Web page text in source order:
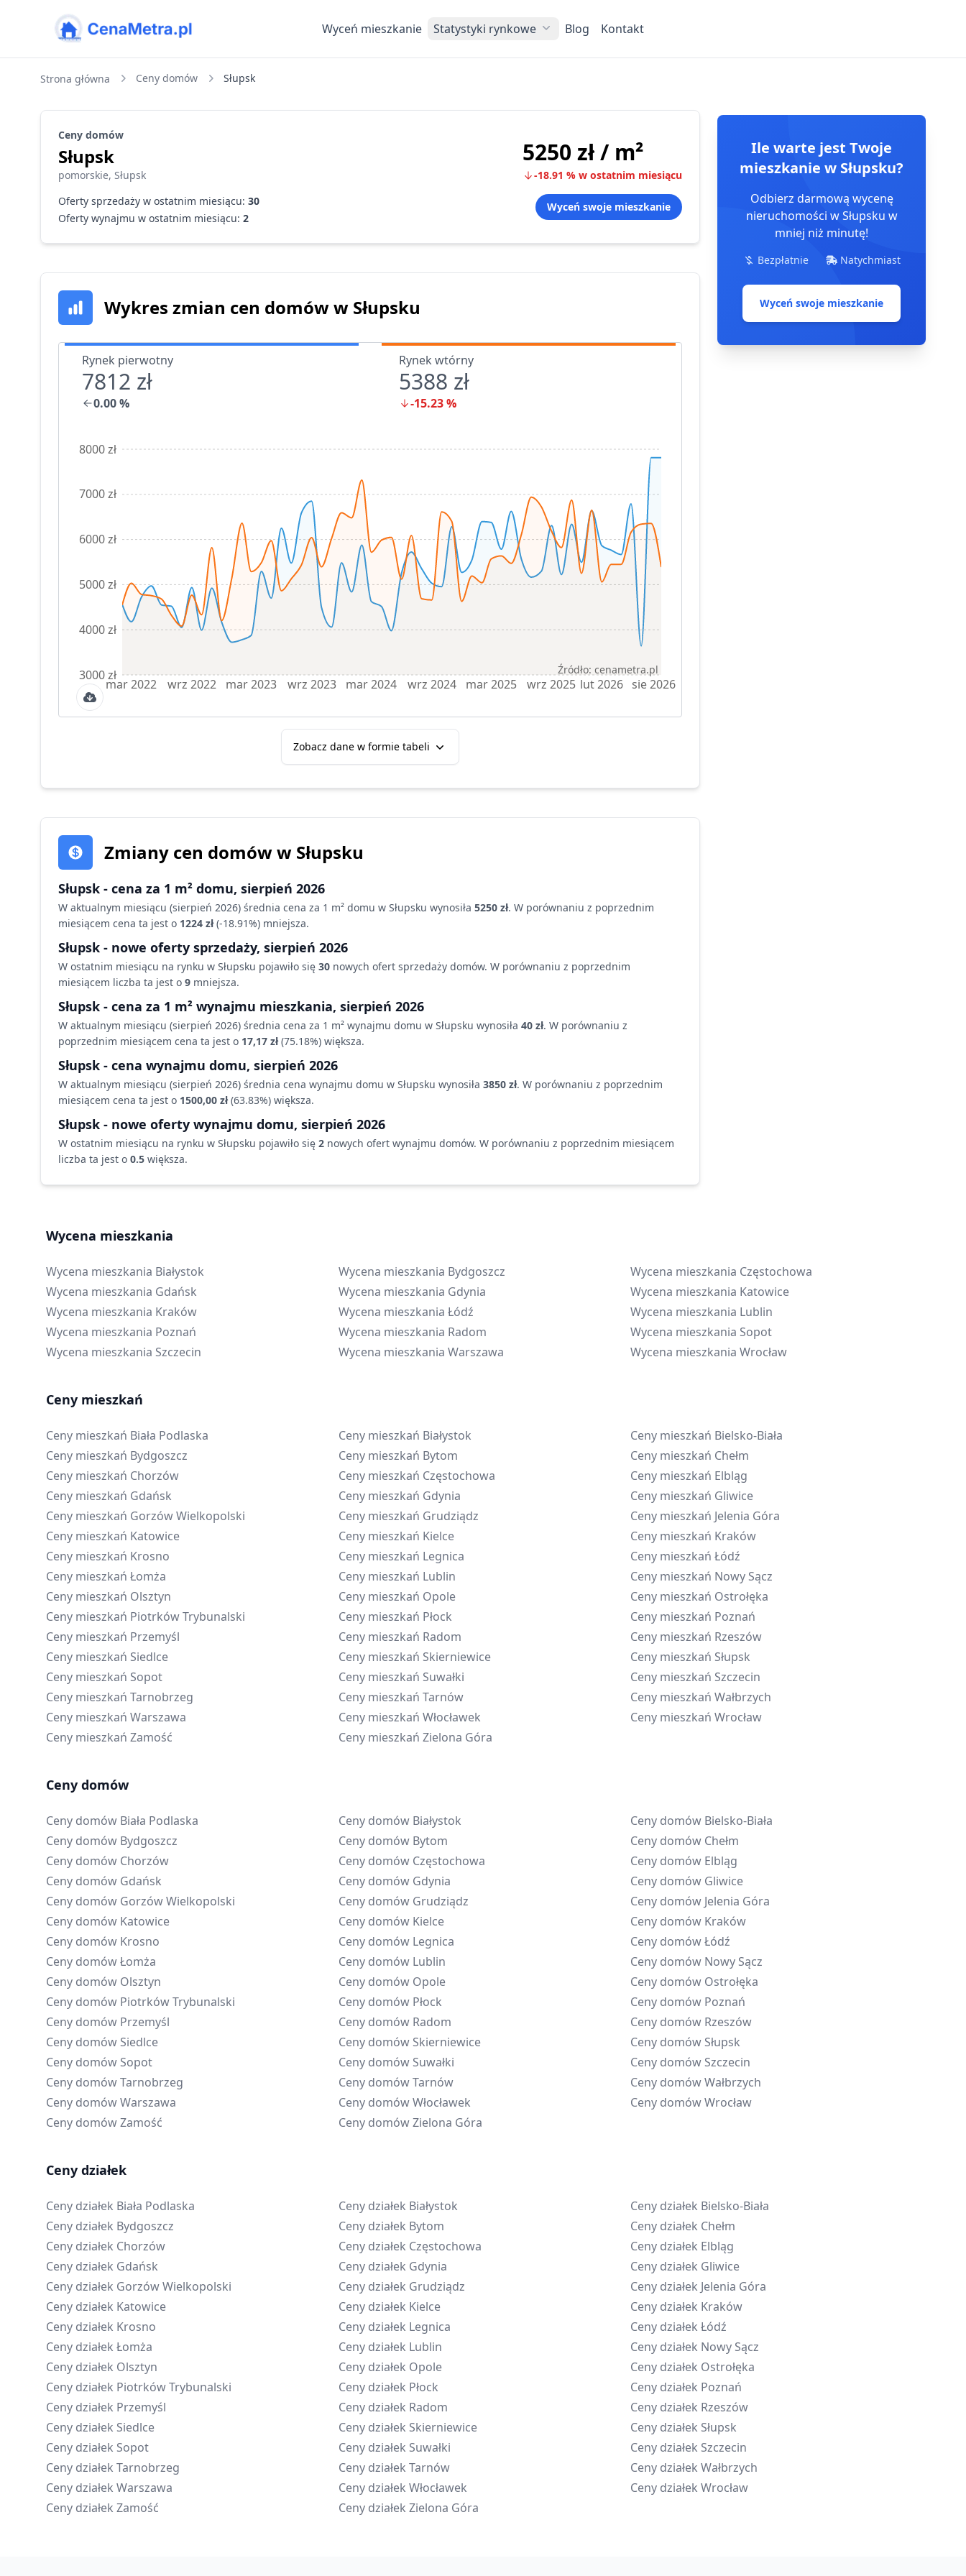
CenaMetra Wyceń mieszkanie Statystyki rynkowe Blog Kontakt
Strona główna Ceny domów Słupsk
Ceny domów
Słupsk
pomorskie, Słupsk
Oferty sprzedaży w ostatnim miesiącu: 30
Oferty wynajmu w ostatnim miesiącu: 2
5250 zł/ m²
-18.91 % w ostatnim miesiącu
Wyceń swoje mieszkanie
Wykres zmian cen domóww Słupsku
Rynek pierwotny
7812 zł
0.00%
Rynek wtórny
5388 zł
-15.23%
mar 2022 wrz 2022 mar 2023 wrz 2023 mar 2024 wrz 2024 mar 2025 wrz 2025 lut 2026 sie 2026
3000 zł
4000 zł
5000 zł
6000 zł
7000 zł
8000 zł
Źródło: cenametra.pl
Zobacz dane w formie tabeli
Zmiany cen domóww Słupsku
Słupsk - cena za 1 m² domu, sierpień 2026
W aktualnym miesiącu (sierpień 2026) średnia cena za 1 m² domu w Słupsku wynosiła 5250 zł. W porównaniu z poprzednim
miesiącem cena ta jest o 1224 zł (-18.91%) mniejsza.
Słupsk - nowe oferty sprzedaży, sierpień 2026
W ostatnim miesiącu na rynku w Słupsku pojawiło się 30 nowych ofert sprzedaży domów. W porównaniu z poprzednim
miesiącem liczba ta jest o 9 mniejsza.
Słupsk - cena za 1 m² wynajmu mieszkania, sierpień 2026
W aktualnym miesiącu (sierpień 2026) średnia cena za 1 m² wynajmu domu w Słupsku wynosiła 40 zł. W porównaniu z
poprzednim miesiącem cena ta jest o 17,17 zł (75.18%) większa.
Słupsk - cena wynajmu domu, sierpień 2026
W aktualnym miesiącu (sierpień 2026) średnia cena wynajmu domu w Słupsku wynosiła 3850 zł. W porównaniu z poprzednim
miesiącem cena ta jest o 1500,00 zł (63.83%) większa.
Słupsk - nowe oferty wynajmu domu, sierpień 2026
W ostatnim miesiącu na rynku w Słupsku pojawiło się 2 nowych ofert wynajmu domów. W porównaniu z poprzednim miesiącem
liczba ta jest o 0.5 większa.
Ile warte jest Twoje
mieszkanie w Słupsku?
Odbierz darmową wycenę
nieruchomości w Słupsku w
mniej niż minutę!
Bezpłatnie Natychmiast
Wyceń swoje mieszkanie
Wycena mieszkania
Wycena mieszkania Białystok Wycena mieszkania Bydgoszcz Wycena mieszkania Częstochowa
Wycena mieszkania Gdańsk Wycena mieszkania Gdynia Wycena mieszkania Katowice
Wycena mieszkania Kraków Wycena mieszkania Łódź Wycena mieszkania Lublin
Wycena mieszkania Poznań Wycena mieszkania Radom Wycena mieszkania Sopot
Wycena mieszkania Szczecin Wycena mieszkania Warszawa Wycena mieszkaniaWrocław
Ceny mieszkań
Ceny mieszkań Biała Podlaska Ceny mieszkań Białystok Ceny mieszkań Bielsko-Biała
Ceny mieszkań Bydgoszcz Ceny mieszkań Bytom Ceny mieszkań Chełm
Ceny mieszkań Chorzów Ceny mieszkań Częstochowa Ceny mieszkań Elbląg
Ceny mieszkań Gdańsk Ceny mieszkań Gdynia Ceny mieszkań Gliwice
Ceny mieszkań Gorzów Wielkopolski Ceny mieszkań Grudziądz Ceny mieszkań Jelenia Góra
Ceny mieszkań Katowice Ceny mieszkań Kielce Ceny mieszkań Kraków
Ceny mieszkań Krosno Ceny mieszkań Legnica Ceny mieszkańŁódź
Ceny mieszkań Łomża Ceny mieszkań Lublin Ceny mieszkań Nowy Sącz
Ceny mieszkań Olsztyn Ceny mieszkań Opole Ceny mieszkań Ostrołęka
Ceny mieszkań Piotrków Trybunalski Ceny mieszkań Płock Ceny mieszkań Poznań
Ceny mieszkań Przemyśl Ceny mieszkań Radom Ceny mieszkań Rzeszów
Ceny mieszkań Siedlce Ceny mieszkań Skierniewice Ceny mieszkań Słupsk
Ceny mieszkań Sopot Ceny mieszkań Suwałki Ceny mieszkań Szczecin
Ceny mieszkań Tarnobrzeg Ceny mieszkań Tarnów Ceny mieszkańWałbrzych
Ceny mieszkań Warszawa Ceny mieszkań Włocławek Ceny mieszkańWrocław
Ceny mieszkań Zamość Ceny mieszkań Zielona Góra
Ceny domów
Ceny domów Biała Podlaska Ceny domów Białystok Ceny domów Bielsko-Biała
Ceny domów Bydgoszcz Ceny domów Bytom Ceny domów Chełm
Ceny domów Chorzów Ceny domów Częstochowa Ceny domów Elbląg
Ceny domów Gdańsk Ceny domów Gdynia Ceny domów Gliwice
Ceny domów Gorzów Wielkopolski Ceny domów Grudziądz Ceny domów Jelenia Góra
Ceny domów Katowice Ceny domów Kielce Ceny domów Kraków
Ceny domów Krosno Ceny domów Legnica Ceny domówŁódź
Ceny domówŁomża Ceny domów Lublin Ceny domów Nowy Sącz
Ceny domów Olsztyn Ceny domów Opole Ceny domów Ostrołęka
Ceny domów Piotrków Trybunalski Ceny domów Płock Ceny domów Poznań
Ceny domów Przemyśl Ceny domów Radom Ceny domów Rzeszów
Ceny domów Siedlce Ceny domów Skierniewice Ceny domów Słupsk
Ceny domów Sopot Ceny domów Suwałki Ceny domów Szczecin
Ceny domówTarnobrzeg Ceny domówTarnów Ceny domówWałbrzych
Ceny domówWarszawa Ceny domówWłocławek Ceny domówWrocław
Ceny domówZamość Ceny domówZielona Góra
Ceny działek
Ceny działek Biała Podlaska Ceny działek Białystok Ceny działek Bielsko-Biała
Ceny działek Bydgoszcz Ceny działek Bytom Ceny działek Chełm
Ceny działek Chorzów Ceny działek Częstochowa Ceny działek Elbląg
Ceny działek Gdańsk Ceny działek Gdynia Ceny działek Gliwice
Ceny działek Gorzów Wielkopolski Ceny działek Grudziądz Ceny działek Jelenia Góra
Ceny działek Katowice Ceny działek Kielce Ceny działek Kraków
Ceny działek Krosno Ceny działek Legnica Ceny działekŁódź
Ceny działek Łomża Ceny działek Lublin Ceny działek Nowy Sącz
Ceny działek Olsztyn Ceny działek Opole Ceny działek Ostrołęka
Ceny działek Piotrków Trybunalski Ceny działek Płock Ceny działek Poznań
Ceny działek Przemyśl Ceny działek Radom Ceny działek Rzeszów
Ceny działek Siedlce Ceny działek Skierniewice Ceny działek Słupsk
Ceny działek Sopot Ceny działek Suwałki Ceny działek Szczecin
Ceny działek Tarnobrzeg Ceny działek Tarnów Ceny działekWałbrzych
Ceny działek Warszawa Ceny działek Włocławek Ceny działekWrocław
Ceny działek Zamość Ceny działek Zielona Góra